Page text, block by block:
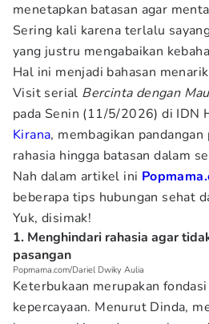
menetapkan batasan agar
Sering kali karena terlalu
yang justru mengabaikan
Hal ini menjadi bahasan
Visit serial Bercinta dengan
pada Senin (11/5/2026) di IDN
Kirana, membagikan
rahasia hingga batasan dalam
Nah dalam artikel ini
beberapa tips hubungan sehat
Yuk, disimak!
1. Menghindari rahasia agar
pasangan
Popmama.com/Dariel Dwiky Aulia
Keterbukaan merupakan
kepercayaan. Menurut Dinda,